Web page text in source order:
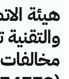
هيئة